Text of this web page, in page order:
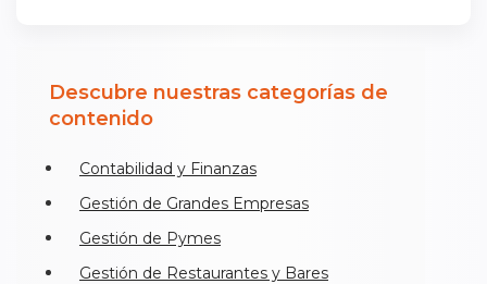
Descubre nuestras categorías de
contenido
Contabilidad y Finanzas
Gestión de Grandes Empresas
Gestión de Pymes
Gestión de Restaurantes y Bares